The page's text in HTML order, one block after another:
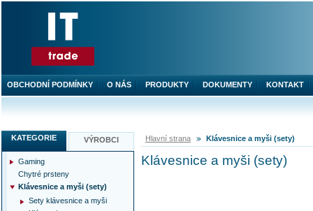
Hlavní strana Klávesnice a myši (sety)
Klávesnice a myši (sety)
KATEGORIE VÝROBCI
Gaming
Chytré prsteny
Klávesnice a myši (sety)
Sety klávesnice a myši
OBCHODNÍ PODMÍNKY O NÁS PRODUKTY DOKUMENTY KONTAKT